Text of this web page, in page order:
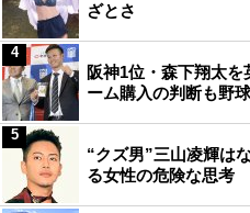
ざとさ
阪神1位・森下翔太
ーム購入の判断も野
4
“クズ男”三山凌輝は
る女性の危険な思考
5